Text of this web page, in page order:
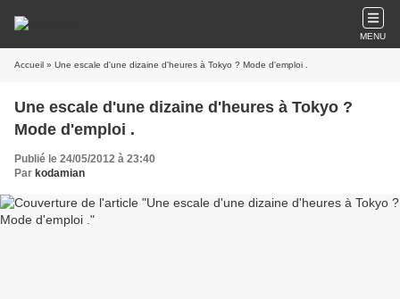
MENU
Accueil » Une escale d'une dizaine d'heures à Tokyo ? Mode d'emploi .
Une escale d'une dizaine d'heures à Tokyo ?
Mode d'emploi .
Publié le 24/05/2012 à 23:40
Par kodamian